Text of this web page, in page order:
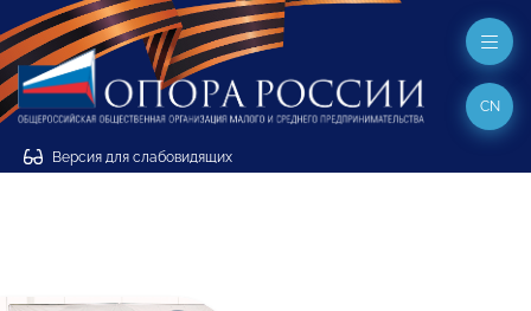
Версия для слабовидящих
CN